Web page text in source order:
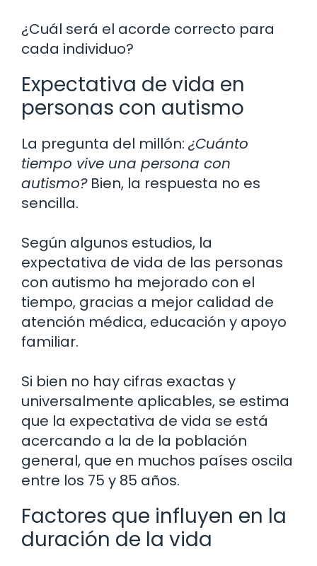
¿Cuál será el acorde correcto para
cada individuo?
Expectativa de vida en
personas con autismo
La pregunta del millón: ¿Cuánto
tiempo vive una persona con
autismo?Bien, la respuesta no es
sencilla.
Según algunos estudios, la
expectativa de vida de las personas
con autismo ha mejorado con el
tiempo, gracias a mejor calidad de
atención médica, educación y apoyo
familiar.
Si bien no hay cifras exactas y
universalmente aplicables, se estima
que la expectativa de vida se está
acercando a la de la población
general, que en muchos países oscila
entre los 75 y 85 años.
Factores que influyen en la
duración de la vida